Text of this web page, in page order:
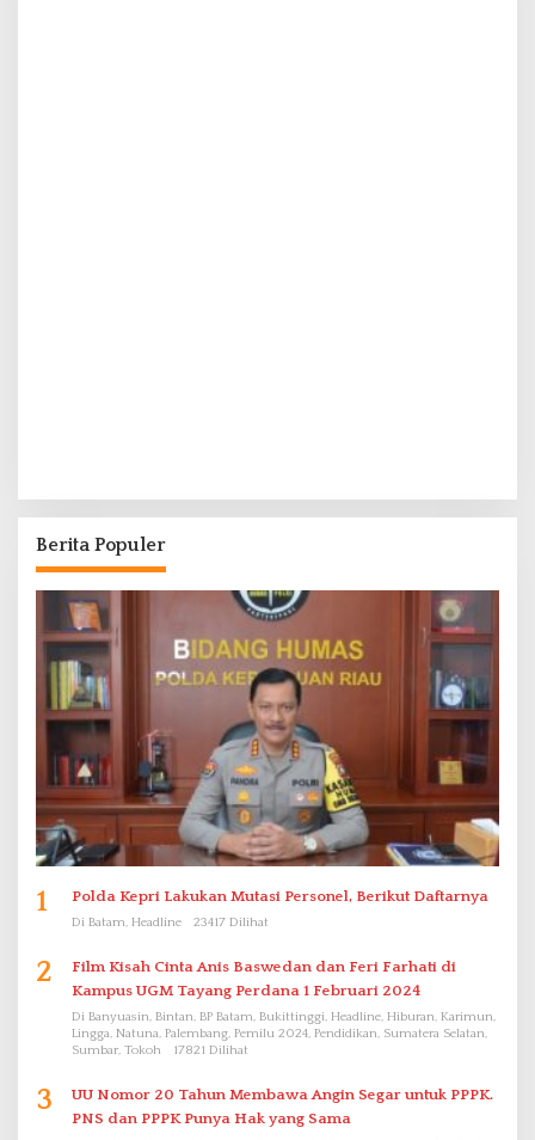
Berita Populer
1 Polda Kepri Lakukan Mutasi Personel, Berikut Daftarnya
Di Batam, Headline 23417 Dilihat
2
Film Kisah Cinta Anis Baswedan dan Feri Farhati di
Kampus UGM Tayang Perdana 1 Februari 2024
Di Banyuasin, Bintan, BP Batam, Bukittinggi, Headline, Hiburan, Karimun,
Lingga, Natuna, Palembang, Pemilu 2024, Pendidikan, Sumatera Selatan,
Sumbar, Tokoh
17821 Dilihat
3
UU Nomor 20 Tahun Membawa Angin Segar untuk PPPK.
PNS dan PPPK Punya Hak yang Sama